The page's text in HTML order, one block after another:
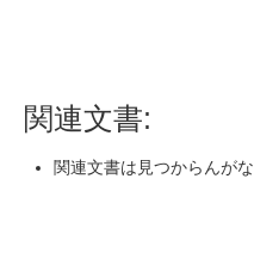
関連文書:
関連文書は見つからんがな